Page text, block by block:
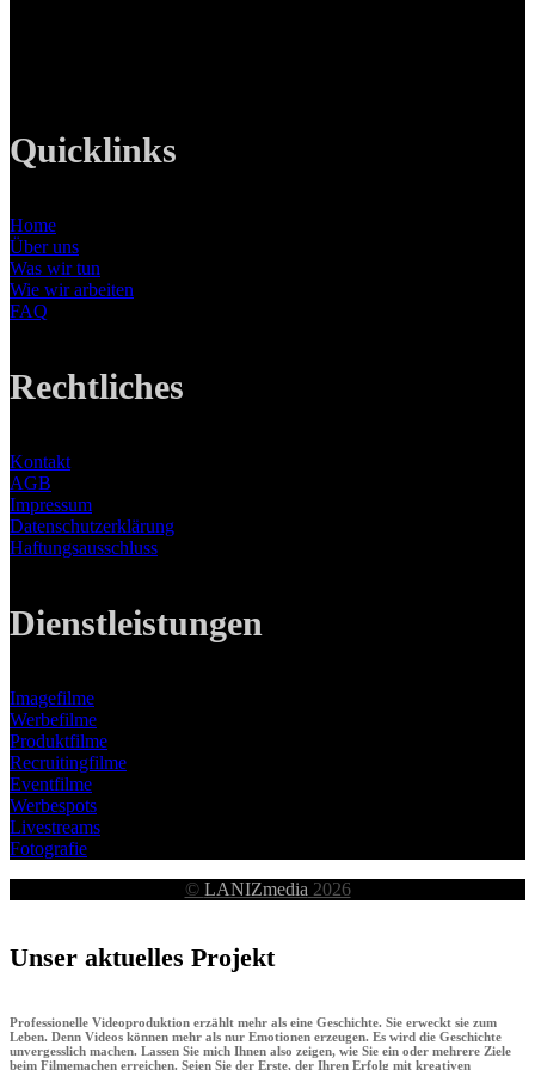
Quicklinks
Home
Über uns
Was wir tun
Wie wir arbeiten
FAQ
Rechtliches
Kontakt
AGB
Impressum
Datenschutzerklärung
Haftungsausschluss
Dienstleistungen
Imagefilme
Werbefilme
Produktfilme
Recruitingfilme
Eventfilme
Werbespots
Livestreams
Fotografie
© LANIZmedia 2026
Unser aktuelles Projekt
Professionelle Videoproduktion erzählt mehr als eine Geschichte. Sie erweckt sie zum
Leben. Denn Videos können mehr als nur Emotionen erzeugen. Es wird die Geschichte
unvergesslich machen. Lassen Sie mich Ihnen also zeigen, wie Sie ein oder mehrere Ziele
beim Filmemachen erreichen. Seien Sie der Erste, der Ihren Erfolg mit kreativen